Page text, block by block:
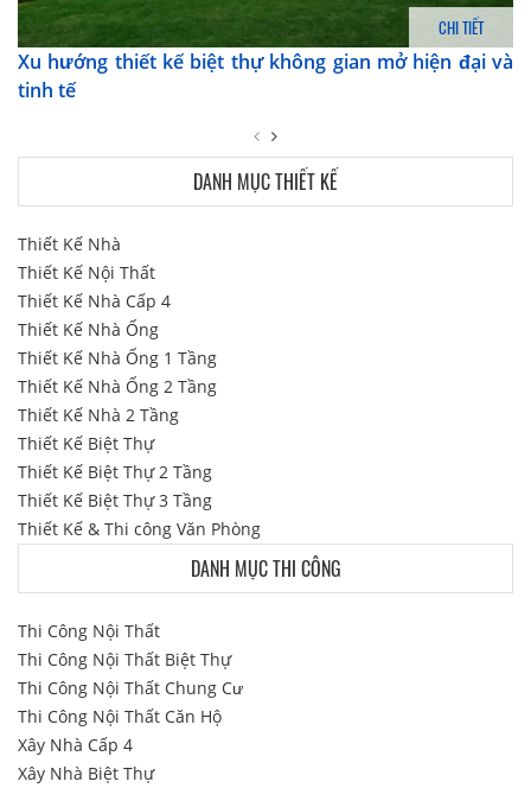
CHI TIẾT
Xu hướng thiết kế biệt thự không gian mở hiện đại và
tinh tế
DANH MỤC THIẾT KẾ
Thiết Kế Nhà
Thiết Kế Nội Thất
Thiết Kế Nhà Cấp 4
Thiết Kế Nhà Ống
Thiết Kế Nhà Ống 1 Tầng
Thiết Kế Nhà Ống 2 Tầng
Thiết Kế Nhà 2 Tầng
Thiết Kế Biệt Thự
Thiết Kế Biệt Thự 2 Tầng
Thiết Kế Biệt Thự 3 Tầng
Thiết Kế & Thi công Văn Phòng
DANH MỤC THI CÔNG
Thi Công Nội Thất
Thi Công Nội Thất Biệt Thự
Thi Công Nội Thất Chung Cư
Thi Công Nội Thất Căn Hộ
Xây Nhà Cấp 4
Xây Nhà Biệt Thự